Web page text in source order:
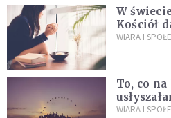
W
Kościół
których
WIARA I
To, co
idealnie
WIARA I